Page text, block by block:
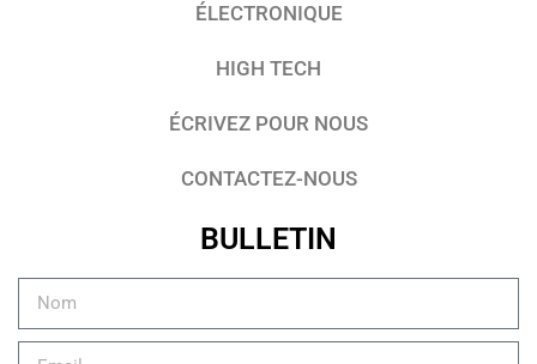
ÉLECTRONIQUE
HIGH TECH
ÉCRIVEZ POUR NOUS
CONTACTEZ-NOUS
BULLETIN